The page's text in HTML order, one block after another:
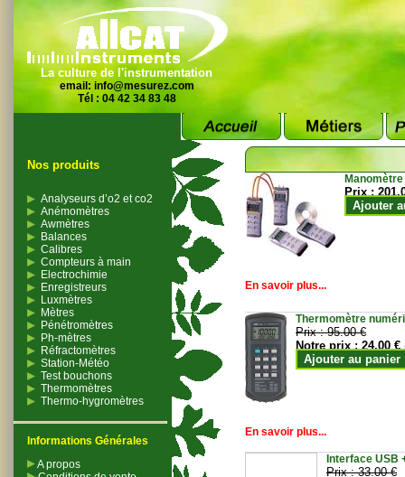
La culture de l'instrumentation
email: info@mesurez.com
Tél : 04 42 34 83 48
Nos produits
Analyseurs d’o2 et co2
Anémomètres
Awmètres
Balances
Calibres
Compteurs à main
Electrochimie
Enregistreurs
Luxmètres
Mètres
Pénétromètres
Ph-mètres
Réfractomètres
Station-Météo
Test bouchons
Thermomètres
Thermo-hygromètres
Informations Générales
A propos
Prix :
Ajouter
En savoir plus...
Thermomètre
Prix :95.00 €
Notre prix :24.00 €
Ajouter au panier
En savoir plus...
Interface USB
Prix :33.00 €